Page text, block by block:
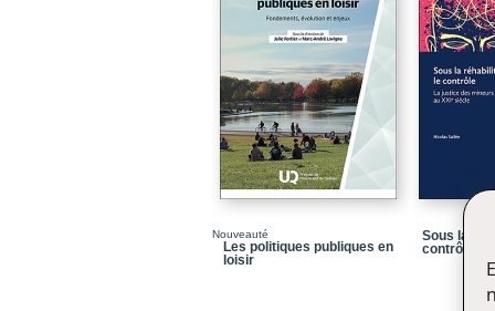
Nouveauté
Les politiques publiques en
loisir
Sous la
contrôle